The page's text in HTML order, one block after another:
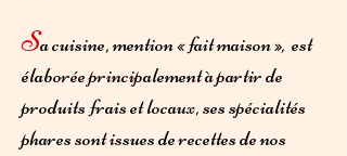
Sa cuisine, mention « fait maison », est
élaborée principalement à partir de
produits frais et locaux, ses spécialités
phares sont issues de recettes de nos